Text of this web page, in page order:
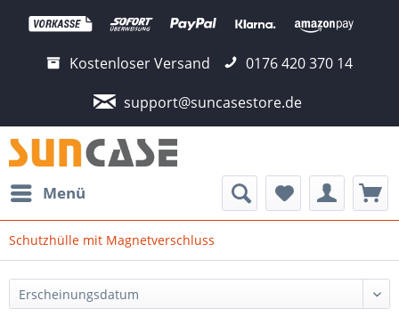
Kostenloser Versand
0176 420 370 14
support@suncasestore.de
Menü
Schutzhülle mit Magnetverschluss